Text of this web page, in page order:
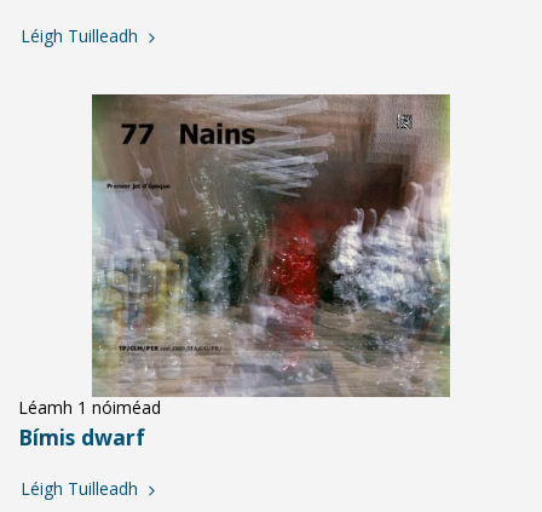
Léigh Tuilleadh
Léamh 1 nóiméad
Bímis dwarf
Léigh Tuilleadh